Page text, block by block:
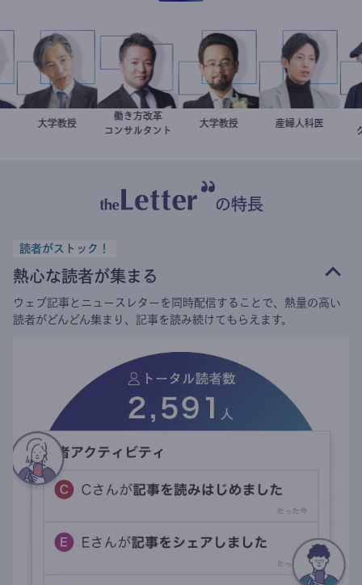
加藤忠史
大学教授 新田龍
働き方改革
コンサルタント
金谷一朗
大学教授 重見大介
産婦人科医
の特長
読者がストック！
熱心な読者が集まる
ウェブ記事とニュースレターを同時配信することで、熱量の高い
読者がどんどん集まり、記事を読み続けてもらえます。